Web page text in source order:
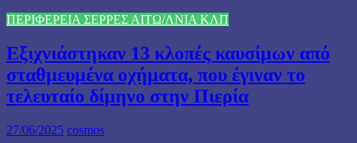
ΠΕΡΙΦΕΡΕΙΑ ΣΕΡΡΕΣ ΑΙΤΩ/ΛΝΙΑ ΚΛΠ
Εξιχνιάστηκαν 13 κλοπές καυσίμων από
σταθμευμένα οχήματα, που έγιναν το
τελευταίο δίμηνο στην Πιερία
27/06/2025 cosmos